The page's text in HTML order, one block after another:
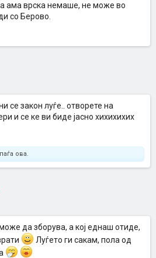
ама врска немаше, не може во
со Берово.
се закон луѓе.. отворете на
и се ке ви биде јасно хихихихих
ова.
да зборува, а кој еднаш отиде,
Луѓето ги сакам, пола од